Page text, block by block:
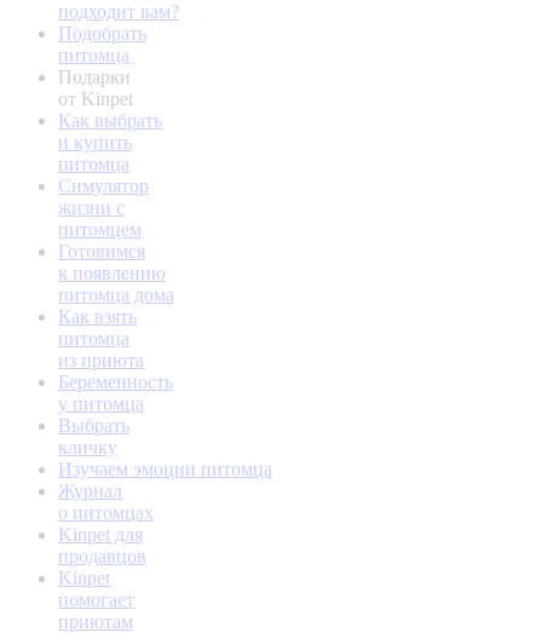
подходит вам?
Подобрать
питомца
Подарки
от Kinpet
Как выбрать
и купить
питомца
Симулятор
жизни с
питомцем
Готовимся
к появлению
питомца дома
Как взять
питомца
из приюта
Беременность
у питомца
Выбрать
кличку
Изучаем эмоции питомца
Журнал
о питомцах
Kinpet для
продавцов
Kinpet
помогает
приютам